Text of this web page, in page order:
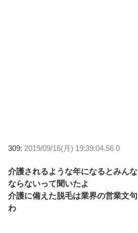
309: 2019/09/16(月) 19:39:04.56 0
介護されるような年になるとみん
ならないって聞いたよ
介護に備えた脱毛は業界の営業文
わ